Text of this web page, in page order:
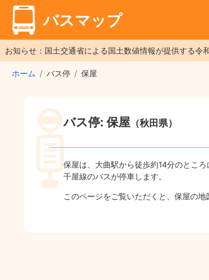
バスマップ
お知らせ：国土交通省による国土数値情報が提供する令
ホーム バス停 保屋
バス停: 保屋 （秋田県）
保屋は、大曲駅から徒歩約14分のところ
千屋線のバスが停車します。
このページをご覧いただくと、保屋の